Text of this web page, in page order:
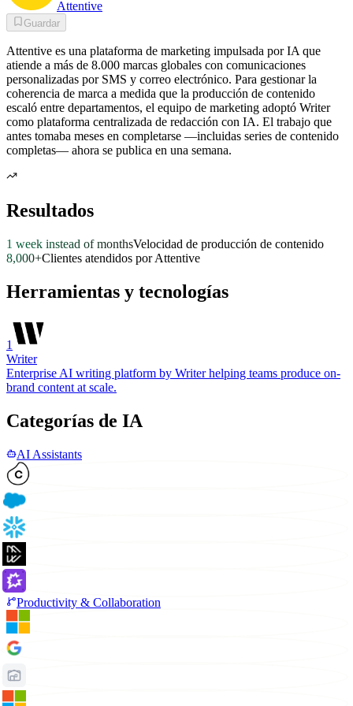
Attentive
Guardar
Attentive es una plataforma de marketing impulsada por IA que
atiende a más de 8.000 marcas globales con comunicaciones
personalizadas por SMS y correo electrónico. Para gestionar la
coherencia de marca a medida que la producción de contenido
escaló entre departamentos, el equipo de marketing adoptó Writer
como plataforma centralizada de redacción con IA. El trabajo que
antes tomaba meses en completarse —incluidas series de contenido
completas— ahora se publica en una semana.
Resultados
1 week instead of monthsVelocidad de producción de contenido
8,000+Clientes atendidos por Attentive
Herramientas y tecnologías
1
Writer
Enterprise AI writing platform by Writer helping teams produce on-
brand content at scale.
Categorías de IA
AI Assistants
Productivity & Collaboration